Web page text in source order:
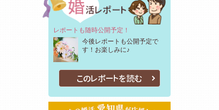
レポートも随時公開予定！
今後レポートも公開予定で
す！お楽しみに♪
このレポートを読む